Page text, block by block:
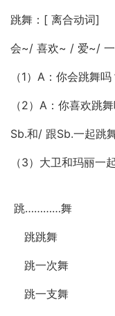
跳舞：[ 离合动词]
会~/ 喜欢~ / 爱~/
（1）A：你会跳舞
（2）A：你喜欢跳
Sb.和/ 跟Sb.一起跳
（3）大卫和玛丽一
跳…………舞
跳跳舞
跳一次舞
跳一支舞